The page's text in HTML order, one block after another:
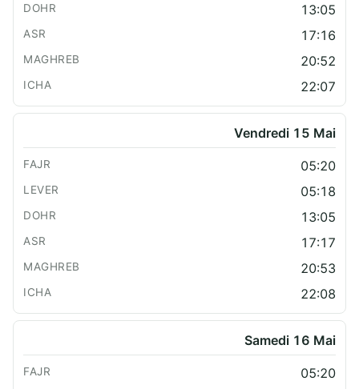
13:05
17:16
20:52
22:07
Vendredi 15 Mai
05:20
05:18
13:05
17:17
20:53
22:08
Samedi 16 Mai
05:20